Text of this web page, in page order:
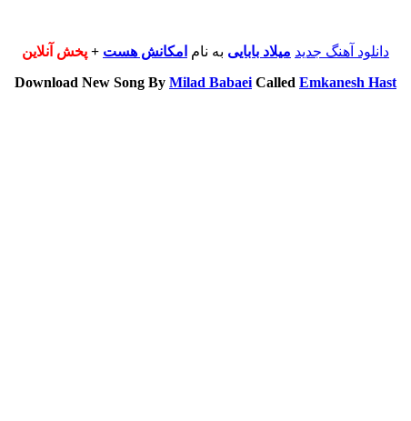
دانلود آهنگ جدید میلاد بابایی به نام امکانش هست + پخش آنلاین
Download New Song By Milad Babaei Called Emkanesh Hast